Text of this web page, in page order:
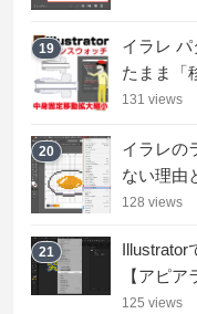
19
イラレ
たまま「
131 views
20
イラレの
ない理由
128 views
21
Illustrator
【アピ
125 views